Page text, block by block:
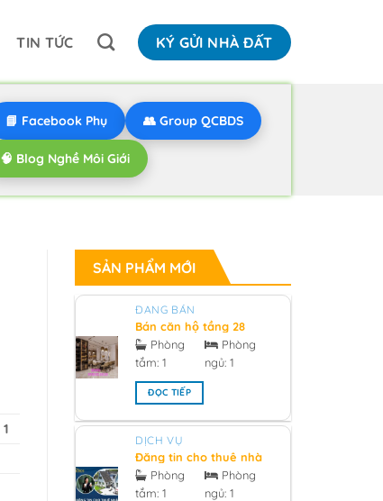
TIN TỨC KÝ GỬI NHÀ ĐẤT
📘 Facebook Phụ 👥 Group QCBDS
🧠 Blog Nghề Môi Giới
SẢN PHẨM MỚI
ĐANG BÁN
Bán căn hộ tầng 28
hướng bắc V1 sunrise
city South Tower
0918955959 - 2026
Phòng
tắm:1
Phòng
ngủ: 1
ĐỌC TIẾP
DỊCH VỤ
Đăng tin cho thuê nhà
chính chủ - 2026
Phòng
tắm:1
Phòng
ngủ: 1
1